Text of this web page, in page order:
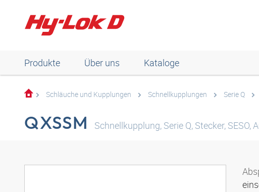
Produkte Über uns Kataloge
Schläuche und Kupplungen Schnellkupplungen Serie Q
QXSSM Schnellkupplung, Serie Q, Stecker, SESO,